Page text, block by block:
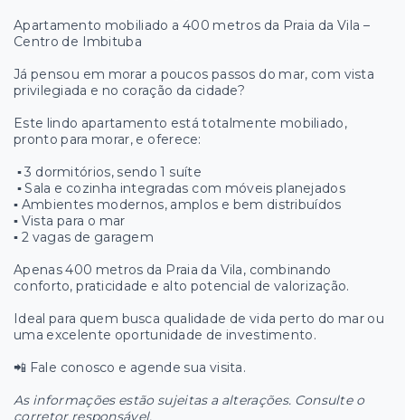
Apartamento mobiliado a 400 metros da Praia da Vila –
Centro de Imbituba
Já pensou em morar a poucos passos do mar, com vista
privilegiada e no coração da cidade?
Este lindo apartamento está totalmente mobiliado,
pronto para morar, e oferece:
▪️ 3 dormitórios, sendo 1 suíte
▪️ Sala e cozinha integradas com móveis planejados
▪️ Ambientes modernos, amplos e bem distribuídos
▪️ Vista para o mar
▪️ 2 vagas de garagem
Apenas 400 metros da Praia da Vila, combinando
conforto, praticidade e alto potencial de valorização.
Ideal para quem busca qualidade de vida perto do mar ou
uma excelente oportunidade de investimento.
📲 Fale conosco e agende sua visita.
As informações estão sujeitas a alterações. Consulte o
corretor responsável.